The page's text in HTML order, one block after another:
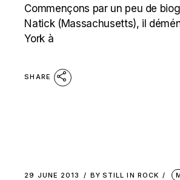
Commençons par un peu de
Natick (Massachusetts), il
York à
SHARE
29 JUNE 2013 BY STILL IN ROCK